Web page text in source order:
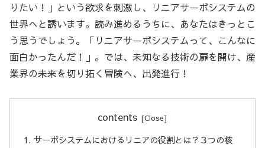
りたい！」という欲求を刺激し、リニアサーボシステムの
世界へと誘います。読み進めるうちに、あなたはきっとこ
う思うでしょう。「リニアサーボシステムって、こんなに
面白かったんだ！」。では、未知なる技術の扉を開け、産
業界の未来を切り拓く冒険へ、出発進行！
contents
サーボシステムにおけるリニアの役割とは？３つの核